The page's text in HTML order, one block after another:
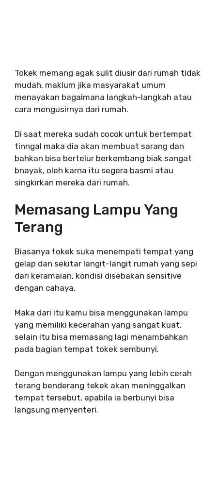
Tokek memang agak sulit diusir dari rumah tidak
mudah, maklum jika masyarakat umum
menayakan bagaimana langkah-langkah atau
cara mengusirnya dari rumah.
Di saat mereka sudah cocok untuk bertempat
tinngal maka dia akan membuat sarang dan
bahkan bisa bertelur berkembang biak sangat
bnayak, oleh karna itu segera basmi atau
singkirkan mereka dari rumah.
Memasang Lampu Yang
Terang
Biasanya tokek suka menempati tempat yang
gelap dan sekitar langit-langit rumah yang sepi
dari keramaian, kondisi disebakan sensitive
dengan cahaya.
Maka dari itu kamu bisa menggunakan lampu
yang memiliki kecerahan yang sangat kuat,
selain itu bisa memasang lagi menambahkan
pada bagian tempat tokek sembunyi.
Dengan menggunakan lampu yang lebih cerah
terang benderang tekek akan meninggalkan
tempat tersebut, apabila ia berbunyi bisa
langsung menyenteri.